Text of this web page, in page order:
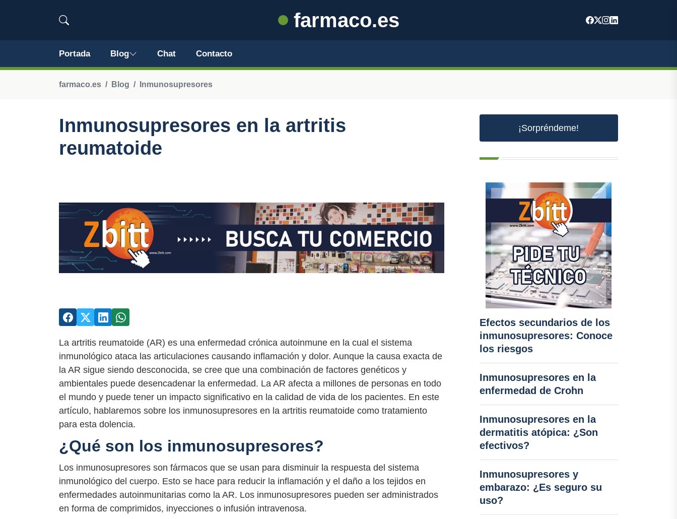
farmaco.es
Portada Blog Chat Contacto
farmaco.es Blog Inmunosupresores
Inmunosupresores en la artritis
reumatoide
La artritis reumatoide (AR) es una enfermedad crónica autoinmune en la cual el sistema
inmunológico ataca las articulaciones causando inflamación y dolor. Aunque la causa exacta de
la AR sigue siendo desconocida, se cree que una combinación de factores genéticos y
ambientales puede desencadenar la enfermedad. La AR afecta a millones de personas en todo
el mundo y puede tener un impacto significativo en la calidad de vida de los pacientes. En este
artículo, hablaremos sobre los inmunosupresores en la artritis reumatoide como tratamiento
para esta dolencia.
¿Qué son los inmunosupresores?
Los inmunosupresores son fármacos que se usan para disminuir la respuesta del sistema
inmunológico del cuerpo. Esto se hace para reducir la inflamación y el daño a los tejidos en
enfermedades autoinmunitarias como la AR. Los inmunosupresores pueden ser administrados
en forma de comprimidos, inyecciones o infusión intravenosa.
¡Sorpréndeme!
Efectos secundarios de los
inmunosupresores: Conoce
los riesgos
Inmunosupresores en la
enfermedad de Crohn
Inmunosupresores en la
dermatitis atópica: ¿Son
efectivos?
Inmunosupresores y
embarazo: ¿Es seguro su
uso?